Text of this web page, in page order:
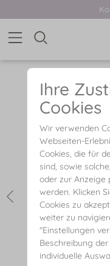
Ihre
Cookies
Wir verwenden
Webseiten-
Cookies, die für
sind, sowie
oder zur Anzeige
werden. Klicken
Cookies zu
weiter zu
"Einstellungen
Beschreibung
individuelle